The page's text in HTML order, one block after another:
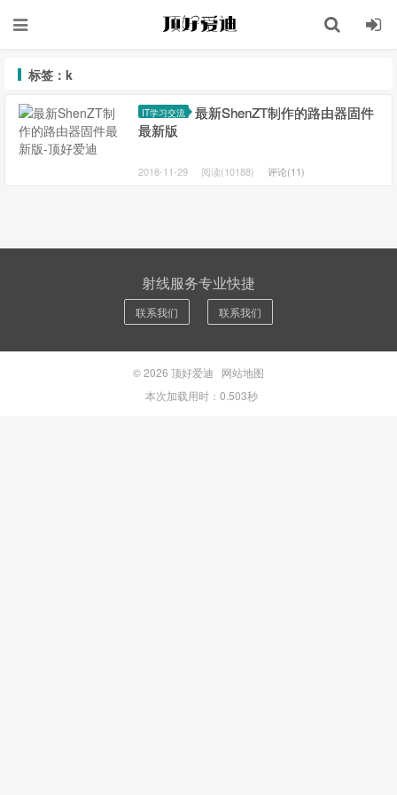
标签：k
IT学习交流
最新ShenZT制作的路由器固件
最新版
2018-11-29 阅读(10188) 评论(11)
射线服务专业快捷
联系我们 联系我们
© 2026 顶好爱迪
网站地图
本次加载用时：0.503秒